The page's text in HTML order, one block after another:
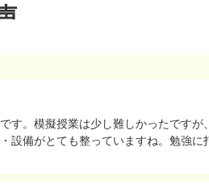
す。模擬授業は少し難しかったです
設備がとても整っていますね。勉強に